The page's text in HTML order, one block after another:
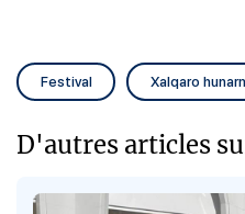
Festival Xalqaro
D'autres articles